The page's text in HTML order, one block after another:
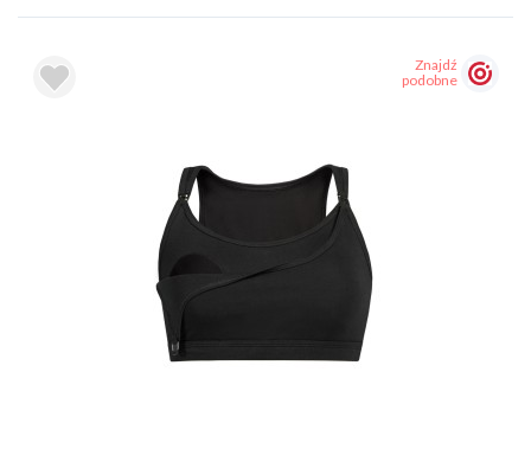
Znajdź
podobne